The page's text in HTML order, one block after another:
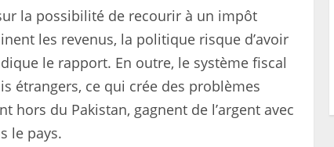
la possibilité de recourir à un impôt
les revenus, la politique risque d’avoir
le rapport. En outre, le système fiscal
étrangers, ce qui crée des problèmes
du Pakistan, gagnent de l’argent avec
le pays.